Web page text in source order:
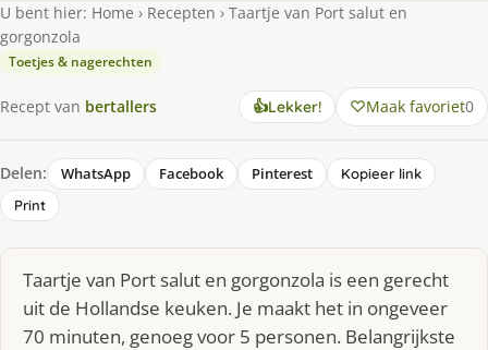
U bent hier: Home › Recepten › Taartje van Port salut en
gorgonzola
Toetjes & nagerechten
Recept van bertallers 👍Lekker! Maak favoriet0
Delen: WhatsApp Facebook Pinterest
Kopieer link
Print
Taartje van Port salut en gorgonzola is een gerecht
uit de Hollandse keuken. Je maakt het in ongeveer
70 minuten, genoeg voor 5 personen. Belangrijkste